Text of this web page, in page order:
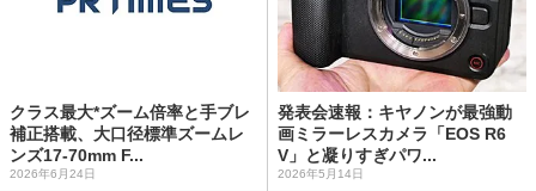
クラス最大*ズーム倍率と手ブレ
補正搭載、大口径標準ズームレ
ンズ17-70mm F...
2026年6月24日
発表会速報：キヤノンが最強動
画ミラーレスカメラ「EOS R6
V」と凝りすぎパワ...
2026年5月14日